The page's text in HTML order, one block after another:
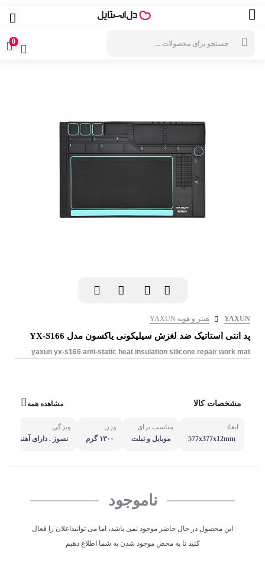
0
YAXUN هیتر و هویه YAXUN
پد انتی استاتیک ضد لغزش سیلیکونی یاکسون مدل YX-S166
yaxun yx-s166 anti-static heat insulation silicone repair work mat
مشخصات کالا مشاهده همه
ابعاد
577x377x12mm
مناسب برای
موبایل و تبلت
وزن
۱۳۰۰ گرم
ویژگی
نسوز . دارای آهنربا .
ناموجود
این محصول در حال حاضر موجود نمی باشد، اما می توانیداعلان را فعال
کنید تا به محض موجود شدن به شما اطلاع دهیم